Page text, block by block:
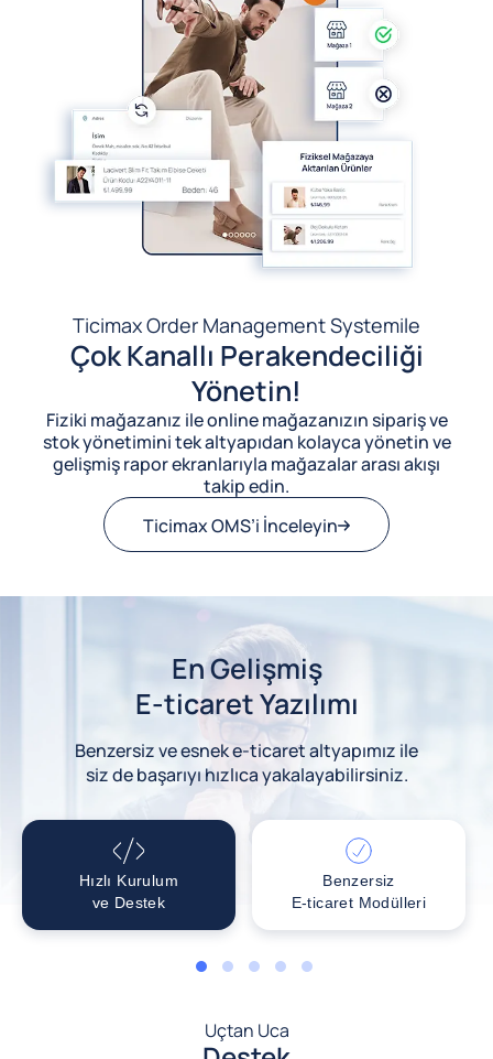
Ticimax Order Management Systemile
Çok Kanallı Perakendeciliği
Yönetin!
Fiziki mağazanız ile online mağazanızın sipariş ve
stok yönetimini tek altyapıdan kolayca yönetin ve
gelişmiş rapor ekranlarıyla mağazalar arası akışı
takip edin.
Ticimax OMS’i İnceleyin
En Gelişmiş
E-ticaret Yazılımı
Benzersiz ve esnek e-ticaret altyapımız ile
siz de başarıyı hızlıca yakalayabilirsiniz.
Hızlı Kurulum
ve Destek
Benzersiz
E-ticaret Modülleri
1 2 3 4 5
Uçtan Uca